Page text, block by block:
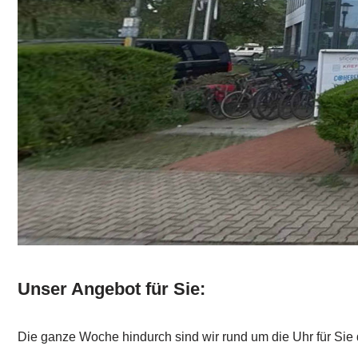
Unser Angebot für Sie:
Die ganze Woche hindurch sind wir rund um die Uhr für Sie